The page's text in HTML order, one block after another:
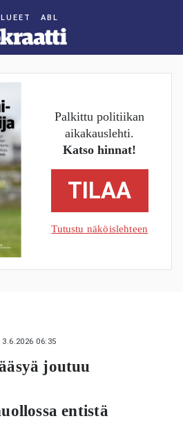
Palkittu politiikan
aikakauslehti.
Katso hinnat!
TILAA
Tutustu näköislehteen
3.6.2026 06:35
joutuu
entistä